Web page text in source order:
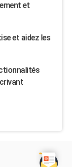
et
et aidez les